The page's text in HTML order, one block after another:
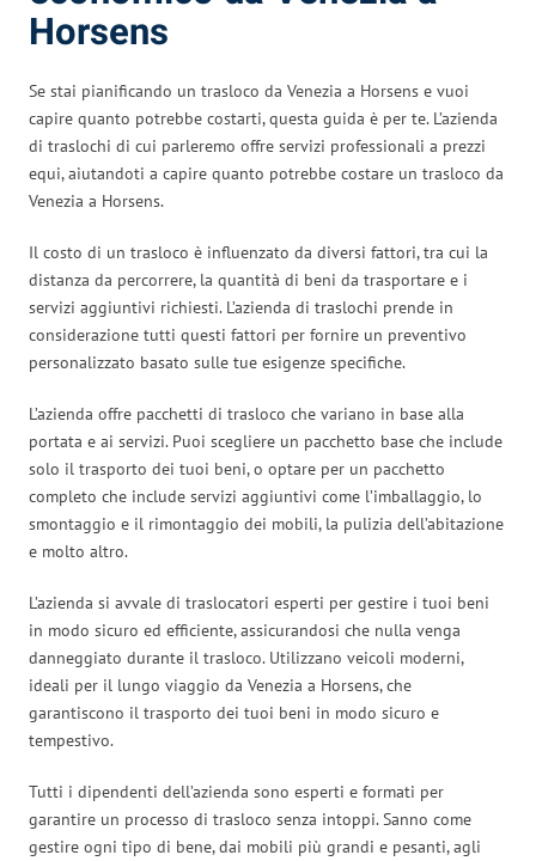
Horsens
Se stai pianificando un trasloco da Venezia a Horsens e vuoi
capire quanto potrebbe costarti, questa guida è per te. L’azienda
di traslochi di cui parleremo offre servizi professionali a prezzi
equi, aiutandoti a capire quanto potrebbe costare un trasloco da
Venezia a Horsens.
Il costo di un trasloco è influenzato da diversi fattori, tra cui la
distanza da percorrere, la quantità di beni da trasportare e i
servizi aggiuntivi richiesti. L’azienda di traslochi prende in
considerazione tutti questi fattori per fornire un preventivo
personalizzato basato sulle tue esigenze specifiche.
L’azienda offre pacchetti di trasloco che variano in base alla
portata e ai servizi. Puoi scegliere un pacchetto base che include
solo il trasporto dei tuoi beni, o optare per un pacchetto
completo che include servizi aggiuntivi come l’imballaggio, lo
smontaggio e il rimontaggio dei mobili, la pulizia dell’abitazione
e molto altro.
L’azienda si avvale di traslocatori esperti per gestire i tuoi beni
in modo sicuro ed efficiente, assicurandosi che nulla venga
danneggiato durante il trasloco. Utilizzano veicoli moderni,
ideali per il lungo viaggio da Venezia a Horsens, che
garantiscono il trasporto dei tuoi beni in modo sicuro e
tempestivo.
Tutti i dipendenti dell’azienda sono esperti e formati per
garantire un processo di trasloco senza intoppi. Sanno come
gestire ogni tipo di bene, dai mobili più grandi e pesanti, agli